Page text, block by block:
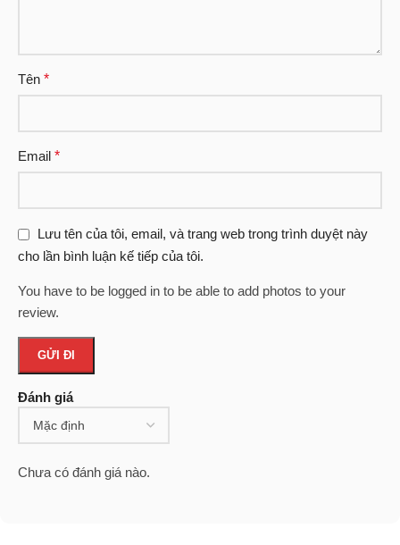
Đánh giá
Chưa có đánh giá nào.
Tên *
Email *
Lưu tên của tôi, email, và trang web trong trình duyệt này
cho lần bình luận kế tiếp của tôi.
You have to be logged in to be able to add photos to your
review.